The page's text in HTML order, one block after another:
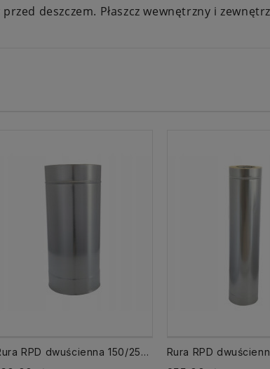
deszczem. Płaszcz wewnętrzny i
Rura RPD dwuścienna 150/250 izolowana dł. 500 mm 0,5 mb